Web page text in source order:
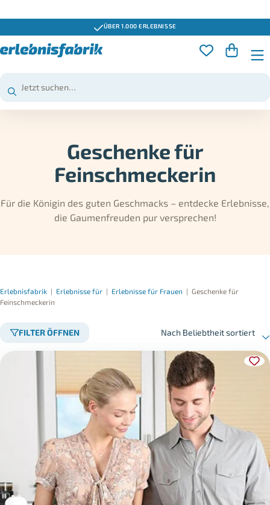
GUTSCHEINE 3 JAHRE GÜLTIG
Geschenke für
Feinschmeckerin
Für die Königin des guten Geschmacks – entdecke Erlebnisse,
die Gaumenfreuden pur versprechen!
Erlebnisfabrik | Erlebnisse für | Erlebnisse für Frauen | Geschenke für
Feinschmeckerin
FILTER ÖFFNEN Nach Beliebtheit sortiert